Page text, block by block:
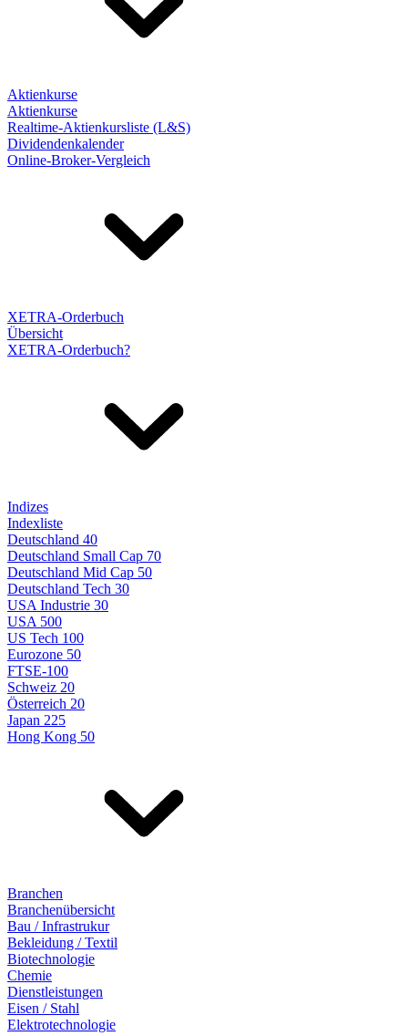
Aktienkurse
Aktienkurse
Realtime-Aktienkursliste (L&S)
Dividendenkalender
Online-Broker-Vergleich
XETRA-Orderbuch
Übersicht
XETRA-Orderbuch?
Indizes
Indexliste
Deutschland 40
Deutschland Small Cap 70
Deutschland Mid Cap 50
Deutschland Tech 30
USA Industrie 30
USA 500
US Tech 100
Eurozone 50
FTSE-100
Schweiz 20
Österreich 20
Japan 225
Hong Kong 50
Branchen
Branchenübersicht
Bau / Infrastrukur
Bekleidung / Textil
Biotechnologie
Chemie
Dienstleistungen
Eisen / Stahl
Elektrotechnologie